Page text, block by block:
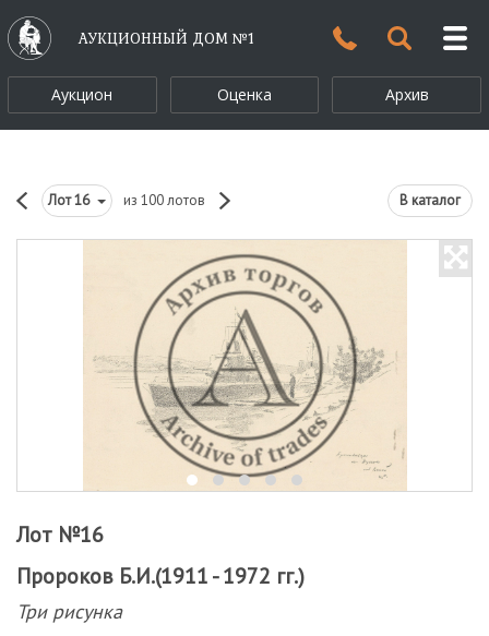
АУКЦИОННЫЙ ДОМ №1
Аукцион Оценка Архив
Лот16 из 100 лотов В каталог
Лот №16
Пророков Б.И.(1911 - 1972 гг.)
Три рисунка